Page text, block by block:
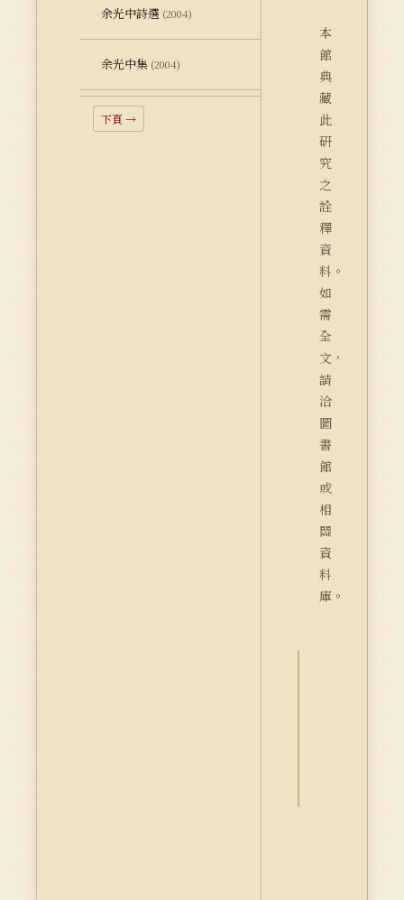
余光中詩選 (2004)
余光中集 (2004)
下頁 →
本
館
典
藏
此
研
究
之
詮
釋
資
料。
如
需
全
文，
請
洽
圖
書
館
或
相
關
資
料
庫。